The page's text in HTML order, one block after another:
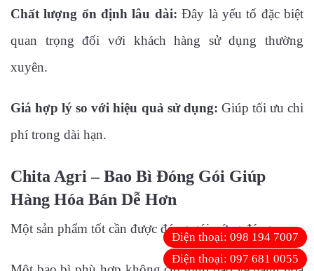
Chất lượng ổn định lâu dài:Đây là yếu tố đặc biệt
quan trọng đối với khách hàng sử dụng thường
xuyên.
Giá hợp lý so với hiệu quả sử dụng: Giúp tối ưu chi
phí trong dài hạn.
Chita Agri – Bao Bì Đóng Gói Giúp
Hàng Hóa Bán Dễ Hơn
Một sản phẩm tốt cần được đóng gói xứng đáng.
Điện thoại: 098 194 7007
Điện thoại: 097 681 0055